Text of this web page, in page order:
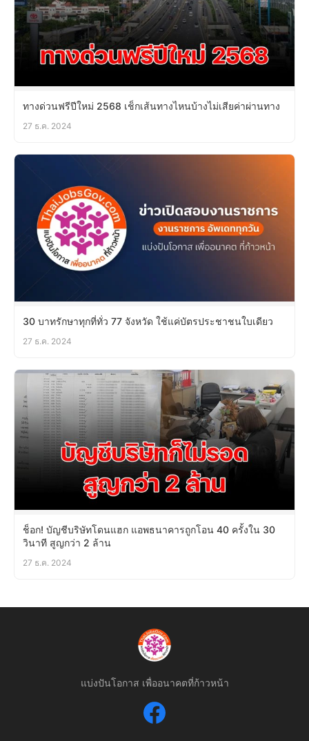
ทางด่วนฟรีปีใหม่ 2568 เช็กเส้นทางไหนบ้างไม่เสียค่าผ่านทาง
27 ธ.ค. 2024
30 บาทรักษาทุกที่ทั่ว 77 จังหวัด ใช้แค่บัตรประชาชนใบเดียว
27 ธ.ค. 2024
ช็อก! บัญชีบริษัทโดนแฮก แอพธนาคารถูกโอน 40 ครั้งใน 30
วินาที สูญกว่า 2 ล้าน
27 ธ.ค. 2024
แบ่งปันโอกาส เพื่ออนาคตที่ก้าวหน้า